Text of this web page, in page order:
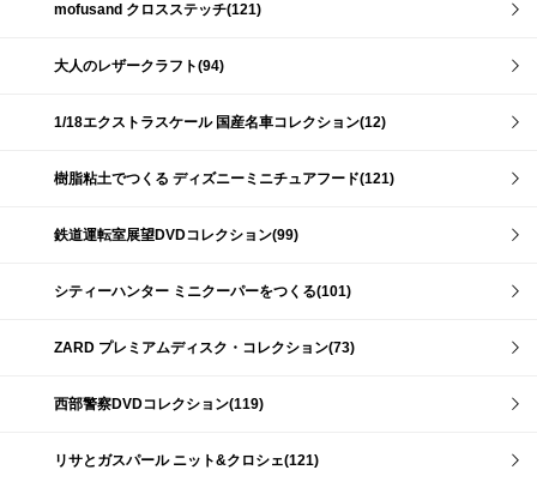
mofusand クロスステッチ(121)
大人のレザークラフト(94)
1/18エクストラスケール 国産名車コレクション(12)
樹脂粘土でつくる ディズニーミニチュアフード(121)
鉄道運転室展望DVDコレクション(99)
シティーハンター ミニクーパーをつくる(101)
ZARD プレミアムディスク・コレクション(73)
西部警察DVDコレクション(119)
リサとガスパール ニット&クロシェ(121)